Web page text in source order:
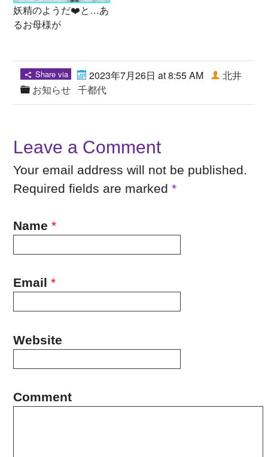
妖精のようだ❤️と…あ
るお母様が
Share via
2023年7月26日 at 8:55 AM
お知らせ
北井
千都代
Leave a Comment
Your email address will not be published.
Required fields are marked*
Name *
Email *
Website
Comment